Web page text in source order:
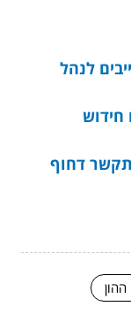
לנהל
חידוש
דחוף